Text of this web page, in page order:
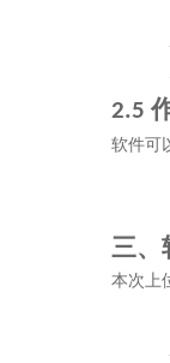
2.5
软件可
三、
本次上